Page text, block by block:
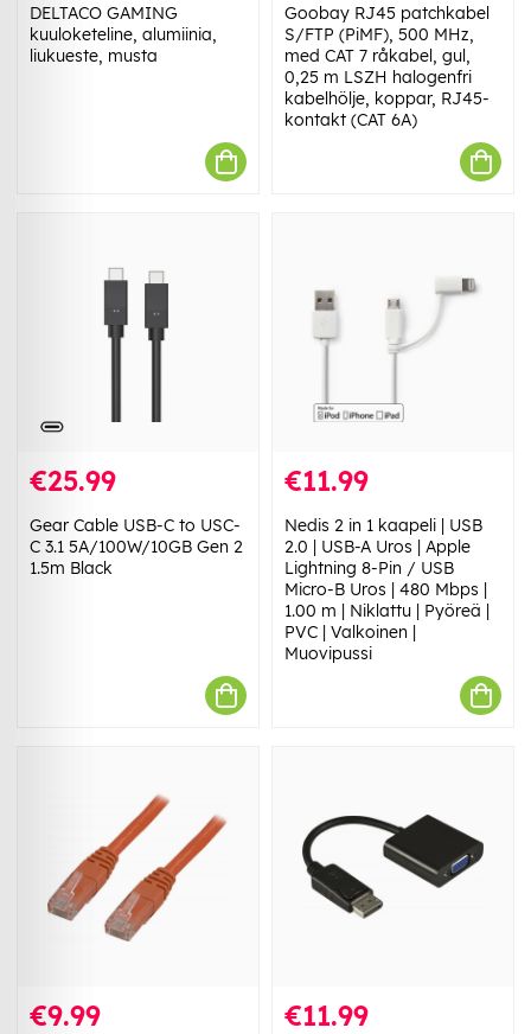
DELTACO GAMING
kuuloketeline, alumiinia,
liukueste, musta
Goobay RJ45 patchkabel
S/FTP (PiMF), 500 MHz,
med CAT 7 råkabel, gul,
0,25 m LSZH halogenfri
kabelhölje, koppar, RJ45-
kontakt (CAT 6A)
€25.99
Gear Cable USB-C to USC-
C 3.1 5A/100W/10GB Gen 2
1.5m Black
€11.99
Nedis 2 in 1 kaapeli | USB
2.0 | USB-A Uros | Apple
Lightning 8-Pin / USB
Micro-B Uros | 480 Mbps |
1.00 m | Niklattu | Pyöreä |
PVC | Valkoinen |
Muovipussi
€9.99 €11.99